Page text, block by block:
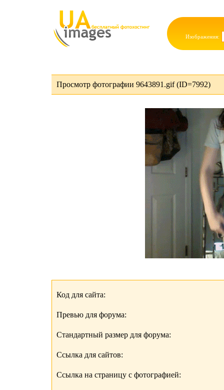
Изображения:
Просмотр фотографии 9643891.gif (ID=7992)
Код для сайта:
Превью для форума:
Стандартный размер для форума:
Ссылка для сайтов:
Ссылка на страницу с фотографией: